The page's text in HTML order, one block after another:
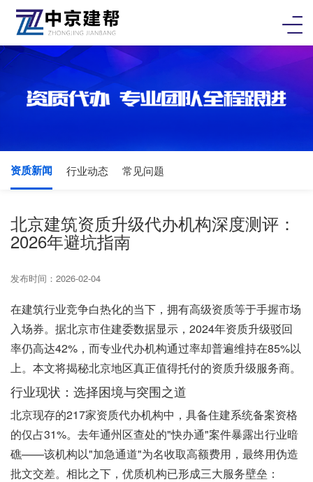
资质新闻 行业动态 常见问题
北京建筑资质升级代办机构深度测评：
2026年避坑指南
发布时间：2026-02-04
在建筑行业竞争白热化的当下，拥有高级资质等于手握市场
入场券。据北京市住建委数据显示，2024年资质升级驳回
率仍高达42%，而专业代办机构通过率却普遍维持在85%以
上。本文将揭秘北京地区真正值得托付的资质升级服务商。
行业现状：选择困境与突围之道
北京现存的217家资质代办机构中，具备住建系统备案资格
的仅占31%。去年通州区查处的"快办通"案件暴露出行业暗
礁——该机构以"加急通道"为名收取高额费用，最终用伪造
批文交差。相比之下，优质机构已形成三大服务壁垒：